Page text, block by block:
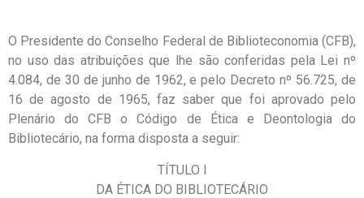
O Presidente do Conselho Federal de Biblioteconomia (CFB),
no uso das atribuições que lhe são conferidas pela Lei nº
4.084, de 30 de junho de 1962, e pelo Decreto nº 56.725, de
16 de agosto de 1965, faz saber que foi aprovado pelo
Plenário do CFB o Código de Ética e Deontologia do
Bibliotecário, na forma disposta a seguir:
TÍTULO I
DA ÉTICA DO BIBLIOTECÁRIO